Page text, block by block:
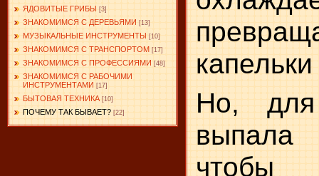
ЯДОВИТЫЕ ГРИБЫ [3]
ЗНАКОМИМСЯ С ДЕРЕВЬЯМИ [13]
МУЗЫКАЛЬНЫЕ ИНСТРУМЕНТЫ [10]
ЗНАКОМИМСЯ С ТРАНСПОРТОМ [17]
ЗНАКОМИМСЯ С ПРОФЕССИЯМИ [48]
ЗНАКОМИМСЯ С РАБОЧИМИ
ИНСТРУМЕНТАМИ [17]
БЫТОВАЯ ТЕХНИКА [10]
ПОЧЕМУ ТАК БЫВАЕТ? [22]
Но,
выпала
чтобы